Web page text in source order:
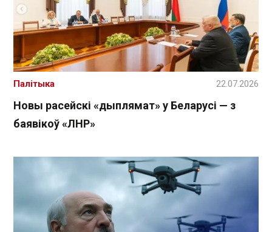
Новы расейскі «дыплямат» у Беларусі — з
баявікоў «ЛНР»
Палітыка 22.07.2026